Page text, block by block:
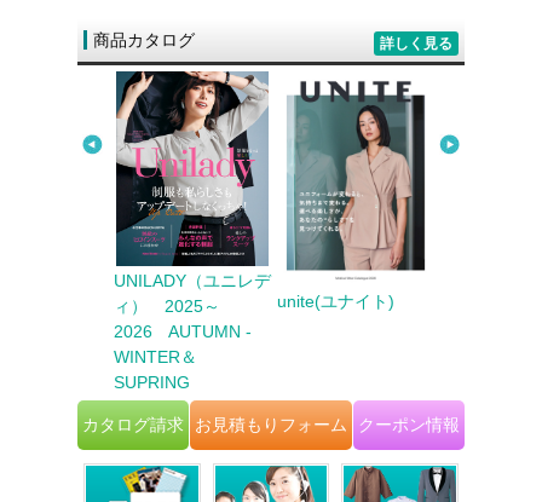
商品カタログ 詳しく見る
UNILADY（ユニレデ
ィ） 2025～
2026 AUTUMN -
WINTER＆
SUPRING
unite(ユナイト)
カタログ請求 お見積もりフォーム クーポン情報